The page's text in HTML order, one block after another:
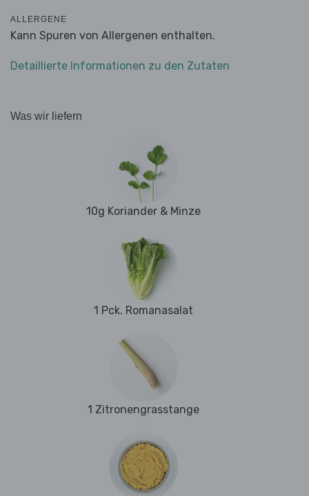
ALLERGENE
Kann Spuren von Allergenen enthalten.
Detaillierte Informationen zu den Zutaten
Was wir liefern
10g Koriander & Minze
1 Pck. Romanasalat
1 Zitronengrasstange